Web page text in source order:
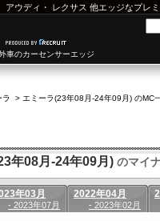
アウディ ・ レクサス 他エッジなプレ
車のカーセンサーエッジ
ラ > エミーラ(23年08月-24年09月) のMC
年08月-24年09月) のマイ
年03月
- 2023年07月
2022年04月
- 2023年02月